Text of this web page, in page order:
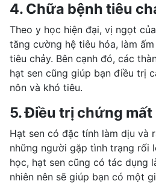
4. Chữa bệnh tiêu
Theo y học hiện đại, vị ngọt
tăng cường hệ tiêu hóa, làm
tiêu chảy. Bên cạnh đó, các
hạt sen cũng giúp bạn điều trị
nôn và khó tiêu.
5. Điều trị chứng mất
Hạt sen có đặc tính làm dịu và
những người gặp tình trạng rối
học, hạt sen cũng có tác dụng
nhiên nên sẽ giúp bạn có một